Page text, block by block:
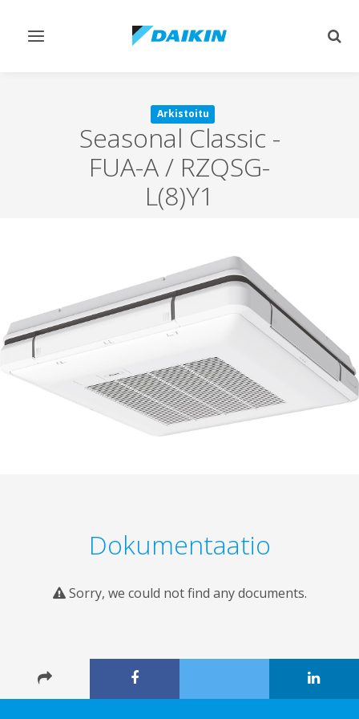
Vaihda
Arkistoitu
Seasonal Classic -
FUA-A / RZQSG-
L(8)Y1
Dokumentaatio
Sorry, we could not find any documents.